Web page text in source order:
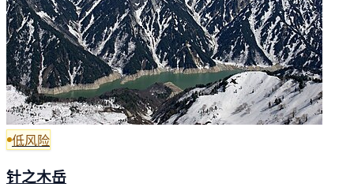
低风险
针之木岳